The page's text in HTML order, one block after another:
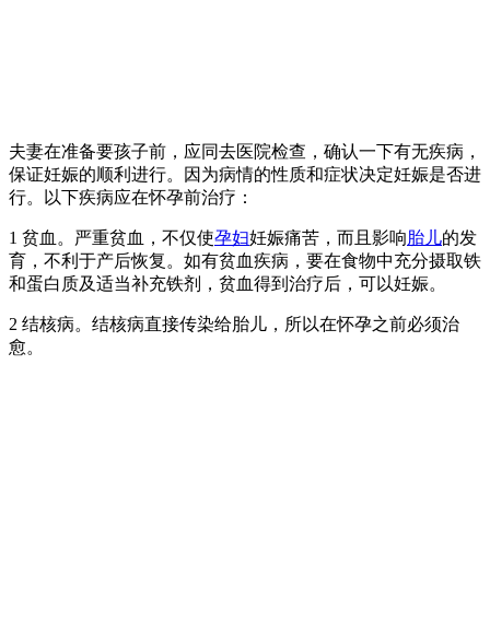
夫妻在准备要孩子前，应同去医院检查，确认一下有无疾病，
保证妊娠的顺利进行。因为病情的性质和症状决定妊娠是否进
行。以下疾病应在怀孕前治疗：
1 贫血。严重贫血，不仅使孕妇妊娠痛苦，而且影响胎儿的发
育，不利于产后恢复。如有贫血疾病，要在食物中充分摄取铁
和蛋白质及适当补充铁剂，贫血得到治疗后，可以妊娠。
2 结核病。结核病直接传染给胎儿，所以在怀孕之前必须治
愈。